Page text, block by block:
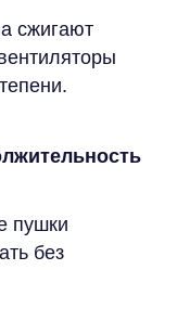
сжигают
пушки
без